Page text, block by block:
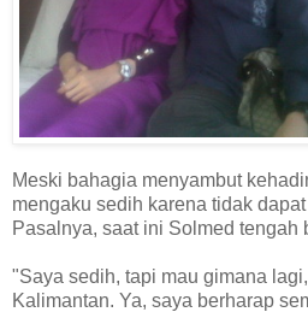
Meski bahagia menyambut
mengaku sedih karena tidak
Pasalnya, saat ini Solmed tengah
"Saya sedih, tapi mau gimana
Kalimantan. Ya, saya berharap